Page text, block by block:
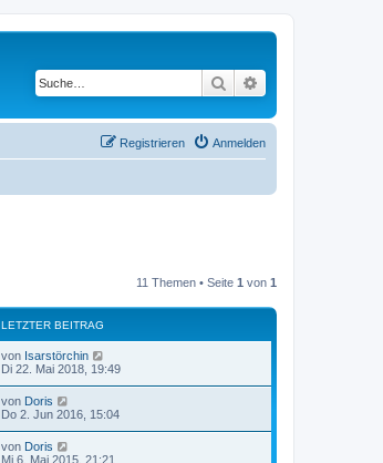
Suche
Anmelden
Registrieren
11 Themen • Seite 1 von 1
LETZTER BEITRAG
von Isarstörchin
Di 22. Mai 2018, 19:49
von Doris
Do 2. Jun 2016, 15:04
von Doris
Mi 6. Mai 2015, 21:21